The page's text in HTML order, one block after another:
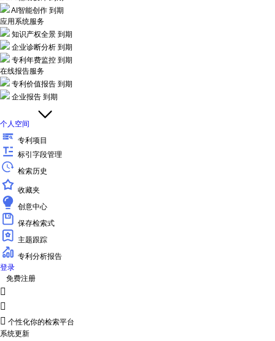
AI智能创作 到期
应用系统服务
知识产权全景 到期
企业诊断分析 到期
专利年费监控 到期
在线报告服务
专利价值报告 到期
企业报告 到期
个人空间
专利项目
标引字段管理
检索历史
收藏夹
创意中心
保存检索式
主题跟踪
专利分析报告
登录
免费注册


 个性化你的检索平台
系统更新